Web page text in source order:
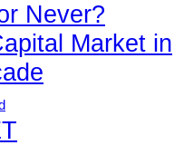
Never?
Market in